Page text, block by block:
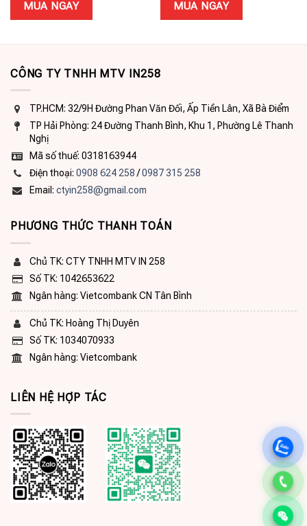
MUA NGAY MUA NGAY
CÔNG TY TNHH MTV IN258
TP.HCM: 32/9H Đường Phan Văn Đối, Ấp Tiền Lân, Xã Bà Điểm
TP Hải Phòng: 24 Đường Thanh Bình, Khu 1, Phường Lê Thanh
Nghị
Mã số thuế: 0318163944
Điện thoại: 0908 624 258/0987 315 258
Email: ctyin258@gmail.com
PHƯƠNG THỨC THANH TOÁN
Chủ TK: CTY TNHH MTV IN 258
Số TK: 1042653622
Ngân hàng: Vietcombank CN Tân Bình
Chủ TK: Hoàng Thị Duyên
Số TK: 1034070933
Ngân hàng: Vietcombank
LIÊN HỆ HỢP TÁC